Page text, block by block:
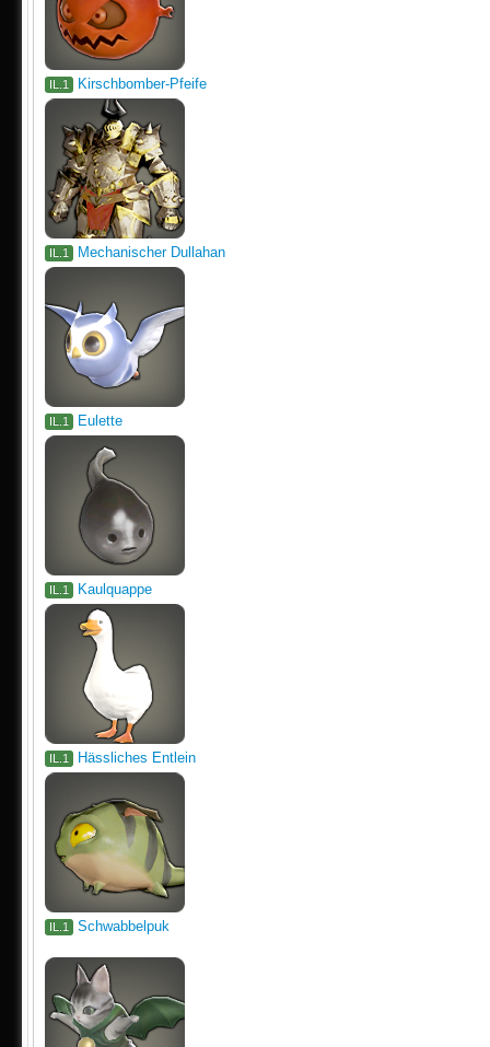
IL.1 Kirschbomber-Pfeife
IL.1 Mechanischer Dullahan
IL.1 Eulette
IL.1 Kaulquappe
IL.1 Hässliches Entlein
IL.1 Schwabbelpuk